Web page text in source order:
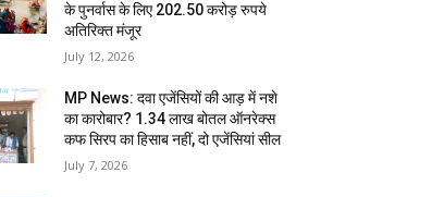
के पुनर्वास के लिए 202.50 करोड़ रुपये
अतिरिक्त मंजूर
July 12, 2026
MP News: दवा एजेंसियों की आड़ में नशे
का कारोबार? 1.34 लाख बोतल ऑनरेक्स
कफ सिरप का हिसाब नहीं, दो एजेंसियां सील
July 7, 2026